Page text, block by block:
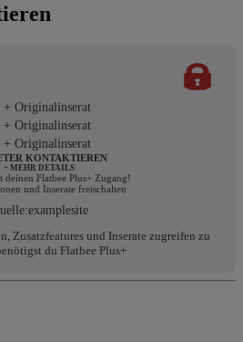
Originalinserat
Originalinserat
Originalinserat
KONTAKTIEREN
+ MEHR DETAILS
deinen Flatbee Plus+ Zugang!
und Inserate freischalten
examplesite
Zusatzfeatures und Inserate zugreifen zu
du Flatbee Plus+